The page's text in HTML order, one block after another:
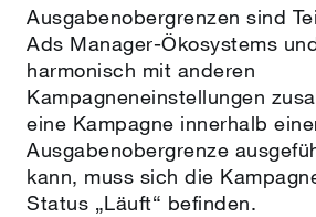
Ausgabenobergrenzen sind
Ads Manager-Ökosystems
harmonisch mit anderen
Kampagneneinstellungen
eine Kampagne innerhalb
Ausgabenobergrenze
kann, muss sich die
Status „Läuft“ befinden.